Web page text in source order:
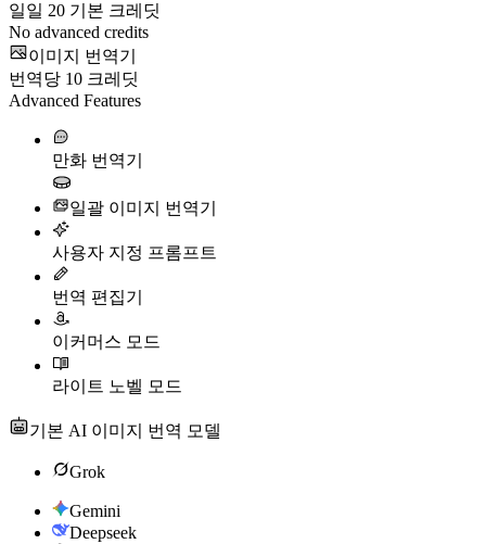
일일 20 기본 크레딧
No advanced credits
이미지 번역기
번역당 10 크레딧
Advanced Features
만화 번역기
일괄 이미지 번역기
사용자 지정 프롬프트
번역 편집기
이커머스 모드
라이트 노벨 모드
기본 AI 이미지 번역 모델
Grok
Gemini
Deepseek